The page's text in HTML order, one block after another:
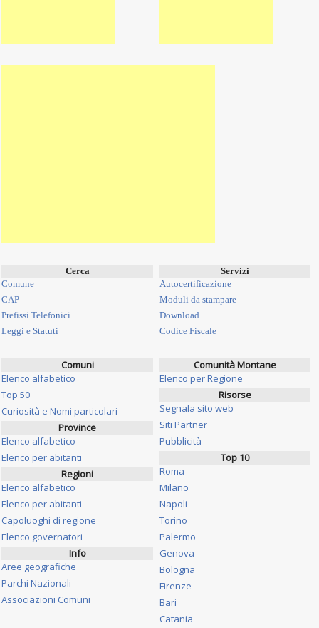
Cerca
Comune
CAP
Prefissi Telefonici
Leggi e Statuti
Servizi
Autocertificazione
Moduli da stampare
Download
Codice Fiscale
Comuni
Elenco alfabetico
Top 50
Curiosità e Nomi particolari
Province
Elenco alfabetico
Elenco per abitanti
Regioni
Elenco alfabetico
Elenco per abitanti
Capoluoghi di regione
Elenco governatori
Info
Aree geografiche
Parchi Nazionali
Associazioni Comuni
Comunità Montane
Elenco per Regione
Risorse
Segnala sito web
Siti Partner
Pubblicità
Top 10
Roma
Milano
Napoli
Torino
Palermo
Genova
Bologna
Firenze
Bari
Catania